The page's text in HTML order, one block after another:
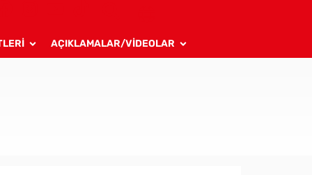
AÇIKLAMALAR/VİDEOLAR